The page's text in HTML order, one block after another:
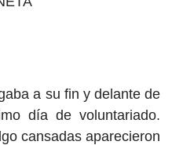
a su fin y delante de
día de voluntariado.
cansadas aparecieron